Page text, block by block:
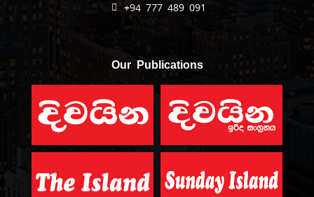
+94 777 489 091
Our Publications